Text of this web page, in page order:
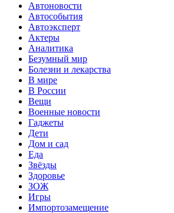
Автоновости
Автособытия
Автоэксперт
Актеры
Аналитика
Безумный мир
Болезни и лекарства
В мире
В России
Вещи
Военные новости
Гаджеты
Дети
Дом и сад
Еда
Звёзды
Здоровье
ЗОЖ
Игры
Импортозамещение